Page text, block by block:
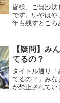
皆様、ご無沙汰
です。いやはや
年も残すところ
『新型コロナ
か？私もコロ
【疑問】み
てるの？
タイトル通り「
てるの？」みな
が禁止されてい